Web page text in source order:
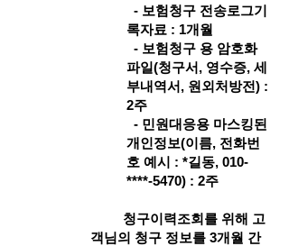
- 보험청구 전송로그기
록자료 : 1개월
- 보험청구 용 암호화
파일(청구서, 영수증, 세
부내역서, 원외처방전) :
2주
- 민원대응용 마스킹된
개인정보(이름, 전화번
호 예시 : *길동, 010-
****-5470) : 2주
청구이력조회를 위해 고
객님의 청구 정보를 3개월 간